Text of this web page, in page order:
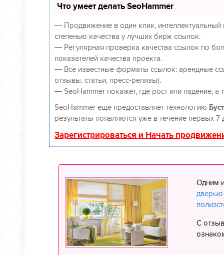
Что умеет делать SeoHammer
— Продвижение в один клик,
степенью качества у лучших бирж ссылок.
— Регулярная проверка качества ссылок по
показателей качества проекта.
— Все известные форматы ссылок: арендные
отзывы, статьи, пресс-релизы).
— SeoHammer покажет, где рост или падение,
SeoHammer еще предоставляет технологию Буст
результаты появляются уже в течение первых 7
Зарегистрироваться и Начать
Одним
дверью
С